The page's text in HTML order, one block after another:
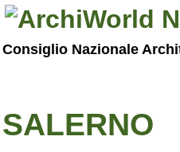
Consiglio Nazionale
SALERNO